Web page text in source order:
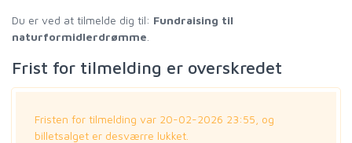
Du er ved at tilmelde dig til: Fundraising til
naturformidlerdrømme
Frist for tilmelding er overskredet
Fristen for tilmelding var 20-02-2026 23:55, og
billetsalget er desværre lukket.